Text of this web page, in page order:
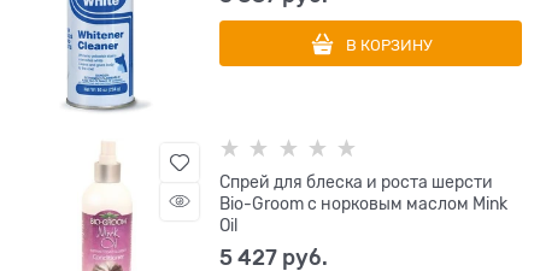
В КОРЗИНУ
Cпрей для блеска и роста шерсти
Bio-Groom с норковым маслом Mink
Oil
5 427 руб.